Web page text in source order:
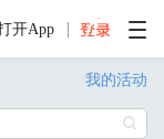
开App
我的活动
